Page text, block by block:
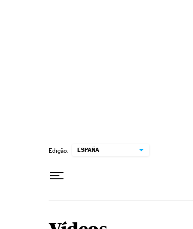
Edição: ESPAÑA